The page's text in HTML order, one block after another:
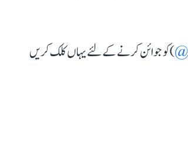
) کو جوائن کرنے کے لئے یہاں کلک کریں